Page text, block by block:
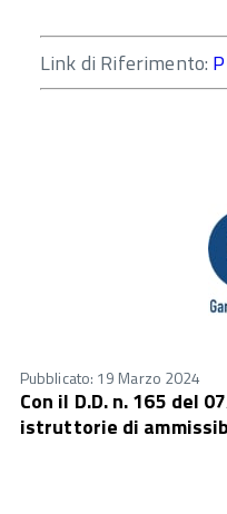
Link di Riferimento:
Pubblicato: 19 Marzo 2024
Con il D.D. n. 165 del
istruttorie di